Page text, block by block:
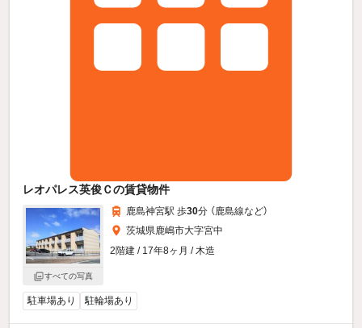
レオパレス英俊Ｃの賃貸物件
すべての写真
鹿島神宮駅 歩30分 （鹿島線など）
茨城県鹿嶋市大字宮中
2階建 / 17年8ヶ月 / 木造
駐車場あり 駐輪場あり